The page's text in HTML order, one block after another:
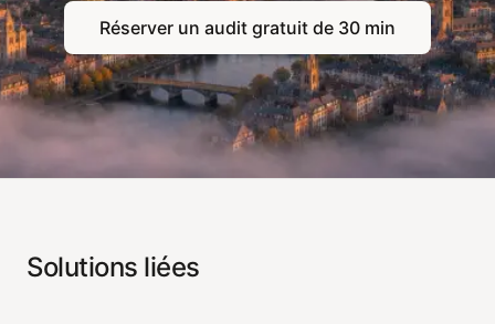
Réserver un audit gratuit de 30 min
Solutions liées